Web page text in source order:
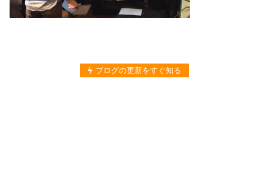
ブログの更新をすぐ知る